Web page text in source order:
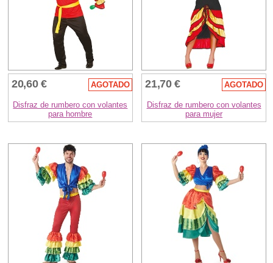
20,60 € AGOTADO
Disfraz de rumbero con volantes
para hombre
21,70 € AGOTADO
Disfraz de rumbero con volantes
para mujer